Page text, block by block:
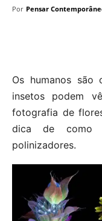
Por Pensar
Os humanos são
insetos podem
fotografia de
dica de como
polinizadores.